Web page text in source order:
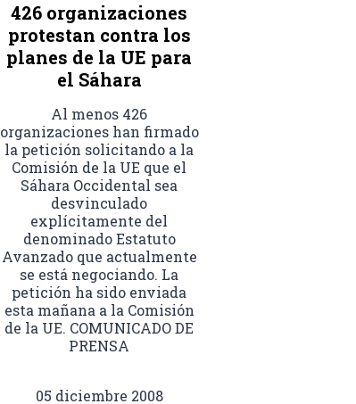
426 organizaciones
protestan contra los
planes de la UE para
el Sáhara
Al menos 426
organizaciones han firmado
la petición solicitando a la
Comisión de la UE que el
Sáhara Occidental sea
desvinculado
explícitamente del
denominado Estatuto
Avanzado que actualmente
se está negociando. La
petición ha sido enviada
esta mañana a la Comisión
de la UE. COMUNICADO DE
PRENSA
05 diciembre 2008